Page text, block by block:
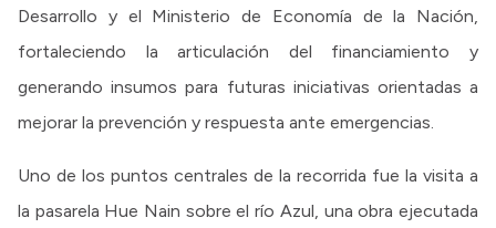
Desarrollo y el Ministerio de Economía de la Nación,
fortaleciendo la articulación del financiamiento y
generando insumos para futuras iniciativas orientadas a
mejorar la prevención y respuesta ante emergencias.
Uno de los puntos centrales de la recorrida fue la visita a
la pasarela Hue Nain sobre el río Azul, una obra ejecutada